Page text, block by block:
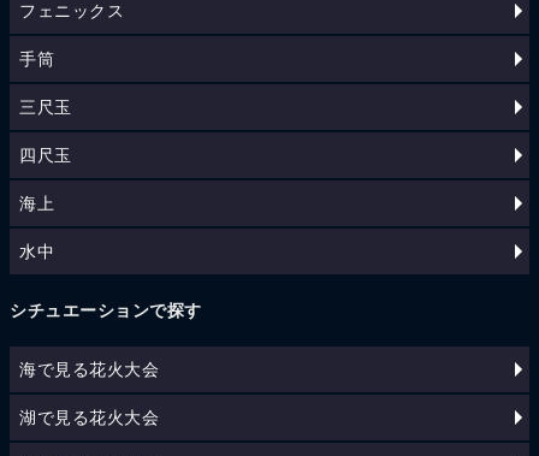
フェニックス
手筒
三尺玉
四尺玉
海上
水中
シチュエーションで探す
海で見る花火大会
湖で見る花火大会